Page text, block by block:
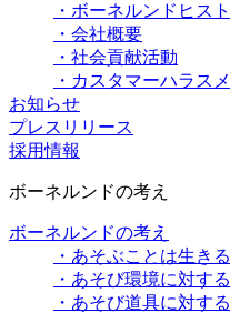
・ボーネルンドヒス
・会社概要
・社会貢献活動
・カスタマーハラス
お知らせ
プレスリリース
採用情報
ボーネルンドの考え
ボーネルンドの考え
・あそぶことは生き
・あそび環境に対す
・あそび道具に対す